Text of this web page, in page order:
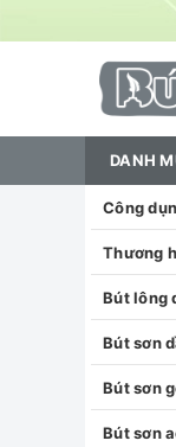
DANH
Công
Thương
Bút lông
Bút sơn
Bút sơn
Bút sơn